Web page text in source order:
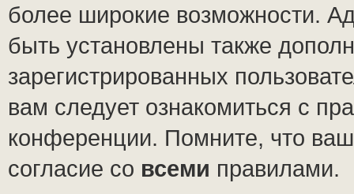
более широкие возможности.
быть установлены также
зарегистрированных
вам следует ознакомиться с
конференции. Помните, что
согласие со всеми правилами.